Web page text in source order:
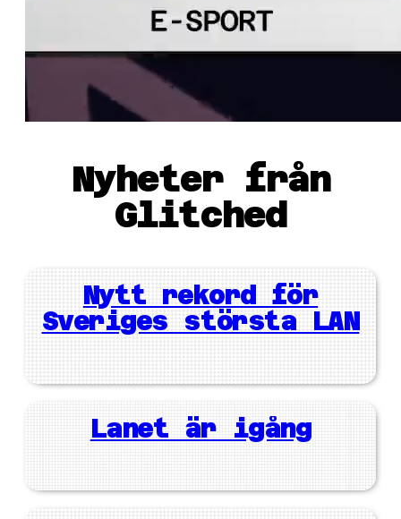
Nyheter från
Glitched
Nytt rekord för
Sveriges största LAN
Lanet är igång